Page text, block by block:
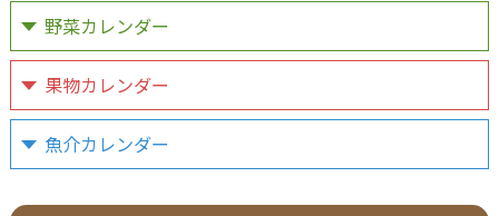
野菜カレンダー
果物カレンダー
魚介カレンダー